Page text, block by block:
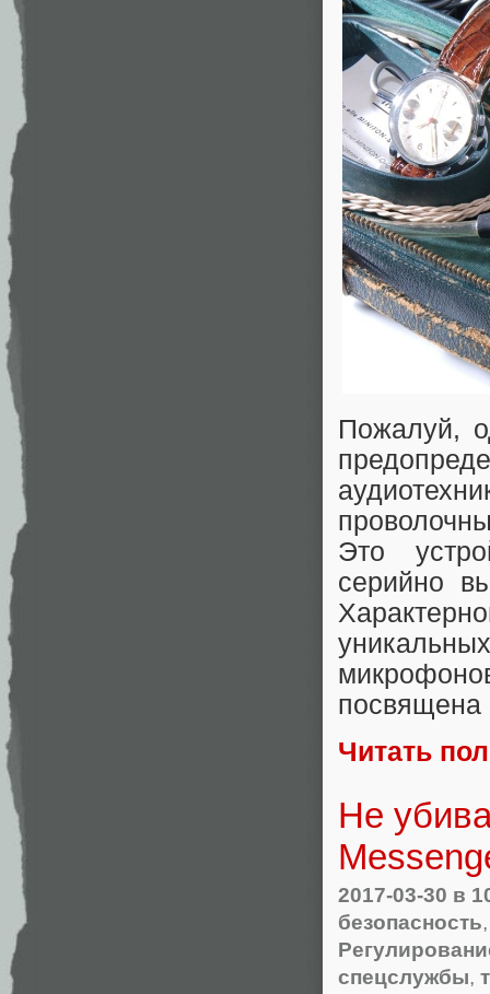
Пожалуй,
Это
серийно
посвящена
Читать
Не
2017-03-30 в
безопасность
спецслужбы,